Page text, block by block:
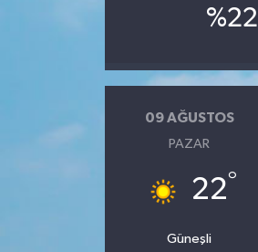
%22
09 AĞUSTOS
PAZAR
22°
Güneşli